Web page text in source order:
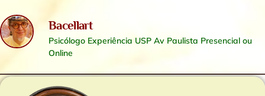
Bacellart
Psicólogo Experiência USP Av Paulista Presencial ou
Online